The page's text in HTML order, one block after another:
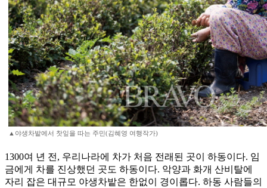
▲야생차밭에서 찻잎을 따는 주민(김혜영 여행작가)
1300여 년 전, 우리나라에 차가 처음 전래된 곳이 하동이다. 임
금에게 차를 진상했던 곳도 하동이다. 악양과 화개 산비탈에
자리 잡은 대규모 야생차밭은 한없이 경이롭다. 하동 사람들의